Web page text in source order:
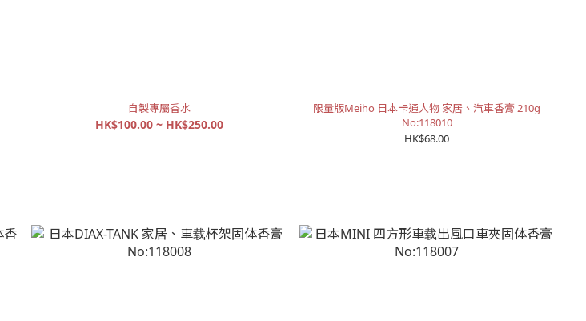
自製專屬香水
HK$100.00 ~ HK$250.00
限量版Meiho 日本卡通人物 家居、汽車香膏 210g
No:118010
HK$68.00